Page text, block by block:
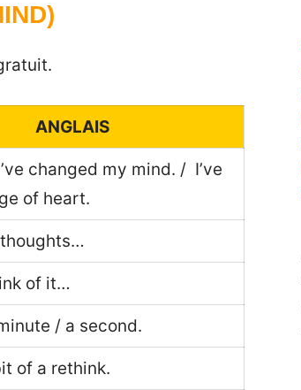
ANGLAIS
changed my mind. / I’ve
of heart.
of it…
/ a second.
of a rethink.